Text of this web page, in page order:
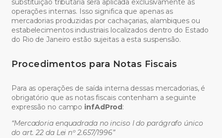
substituição tributária será aplicada exclusivamente às
operações internas. Isso significa que apenas as
mercadorias produzidas por cachaçarias, alambiques ou
estabelecimentos industriais localizados dentro do Estado
do Rio de Janeiro estão sujeitas a esta suspensão.
Procedimentos para Notas Fiscais
Para as operações de saída interna dessas mercadorias, é
obrigatório que as notas fiscais contenham a seguinte
expressão no campo infAdProd :
“Mercadoria enquadrada no inciso I do parágrafo único
do art. 22 da Lei nº 2.657/1996”